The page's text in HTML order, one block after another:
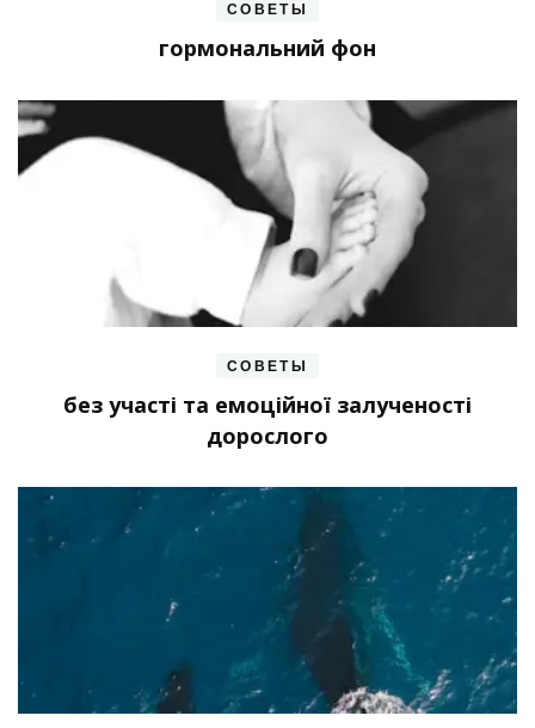
СОВЕТЫ
гормональний фон
СОВЕТЫ
без участі та емоційної залученості
дорослого